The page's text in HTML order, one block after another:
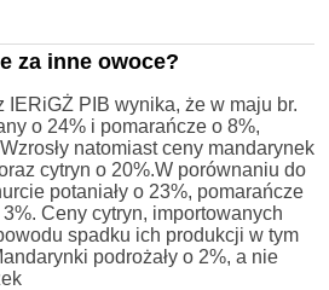
za inne owoce?
PIB wynika, że w maju br.
o 24% i pomarańcze o 8%,
natomiast ceny mandarynek
cytryn o 20%.W porównaniu do
potaniały o 23%, pomarańcze
Ceny cytryn, importowanych
spadku ich produkcji w tym
podrożały o 2%, a nie